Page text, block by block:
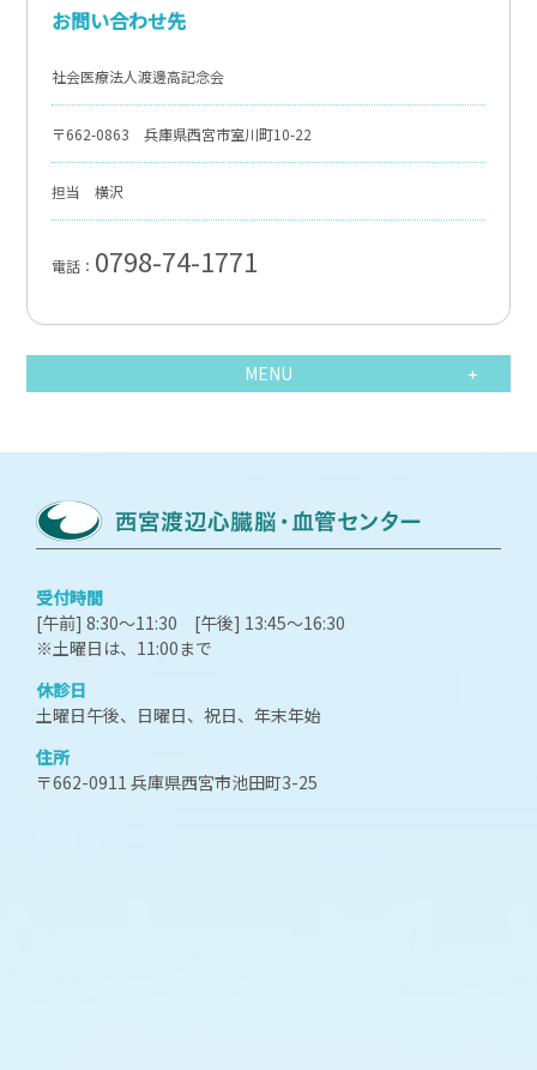
お問い合わせ先
社会医療法人渡邊高記念会
〒662-0863 兵庫県西宮市室川町10-22
担当 横沢
電話： 0798-74-1771
MENU
受付時間
[午前] 8:30～11:30 [午後] 13:45～16:30
※土曜日は、11:00まで
休診日
土曜日午後、日曜日、祝日、年末年始
住所
〒662-0911 兵庫県西宮市池田町3-25